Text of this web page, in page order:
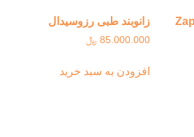
زانوبند طبی رزوسیدال
85.000.000 ﷼
افزودن به سبد خرید